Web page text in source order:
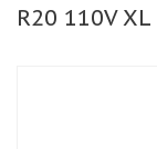
R20 110V XL